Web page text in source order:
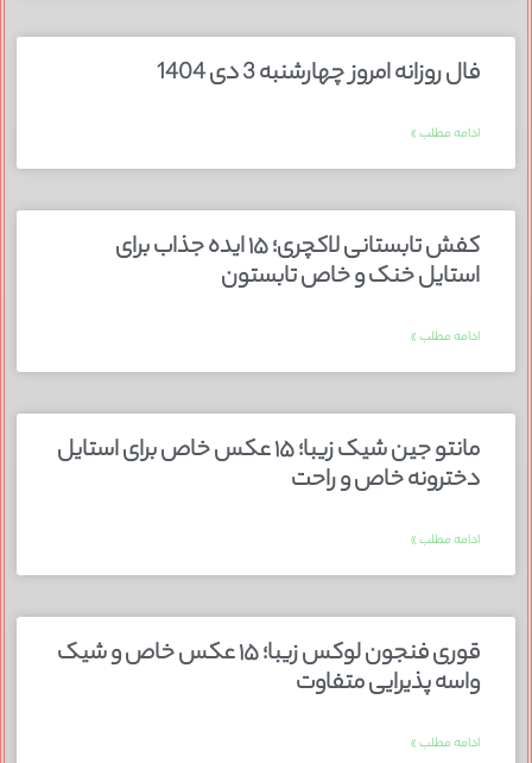
فال روزانه امروز چهارشنبه 3 دی 1404
ادامه مطلب »
کفش تابستانی لاکچری؛ ۱۵ ایده‌ جذاب برای
استایل خنک و خاص تابستون
ادامه مطلب »
مانتو جین شیک زیبا؛ ۱۵ عکس خاص برای استایل
دخترونه خاص و راحت
ادامه مطلب »
قوری فنجون لوکس زیبا؛ ۱۵ عکس خاص و شیک
واسه پذیرایی متفاوت
ادامه مطلب »